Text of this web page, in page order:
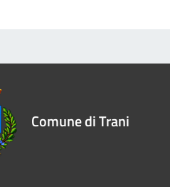
Comune di Trani